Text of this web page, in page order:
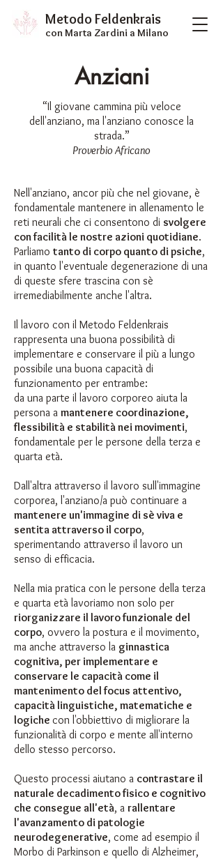
Metodo Feldenkrais
con Marta Zardini a Milano
Anziani
“Il giovane cammina più veloce
dell'anziano, ma l'anziano conosce la
strada.”
Proverbio Africano
Nell'anziano, ancor più che nel giovane, è
fondamentale mantenere in allenamento le
reti neurali che ci consentono di svolgere
con facilità le nostre azioni quotidiane.
Parliamo tanto di corpo quanto di psiche,
in quanto l'eventuale degenerazione di una
di queste sfere trascina con sè
irremediabilmente anche l'altra.
Il lavoro con il Metodo Feldenkrais
rappresenta una buona possibilità di
implementare e conservare il più a lungo
possibile una buona capacità di
funzionamento per entrambe:
da una parte il lavoro corporeo aiuta la
persona a mantenere coordinazione,
flessibilità e stabilità nei movimenti,
fondamentale per le persone della terza e
quarta età.
Dall'altra attraverso il lavoro sull'immagine
corporea, l'anziano/a può continuare a
mantenere un'immagine di sè viva e
sentita attraverso il corpo,
sperimentando attraverso il lavoro un
senso di efficacia.
Nella mia pratica con le persone della terza
e quarta età lavoriamo non solo per
riorganizzare il lavoro funzionale del
corpo, ovvero la postura e il movimento,
ma anche attraverso la ginnastica
cognitiva, per implementare e
conservare le capacità come il
mantenimento del focus attentivo,
capacità linguistiche, matematiche e
logiche con l'obbiettivo di migliorare la
funzionalità di corpo e mente all'interno
dello stesso percorso.
Questo processi aiutano a contrastare il
naturale decadimento fisico e cognitivo
che consegue all'età, a rallentare
l'avanzamento di patologie
neurodegenerative, come ad esempio il
Morbo di Parkinson e quello di Alzheimer,